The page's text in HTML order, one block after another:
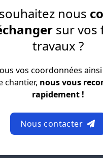
nous
sur vos
travaux ?
vos coordonnées
chantier, nous vous
rapidement !
Nous contacter